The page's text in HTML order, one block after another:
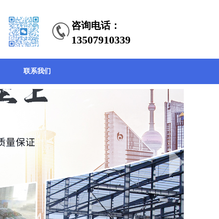
咨询电话：
13507910339
联系我们